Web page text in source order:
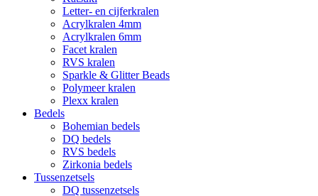
Letter- en cijferkralen
Acrylkralen 4mm
Acrylkralen 6mm
Facet kralen
RVS kralen
Sparkle & Glitter Beads
Polymeer kralen
Plexx kralen
Bedels
Bohemian bedels
DQ bedels
RVS bedels
Zirkonia bedels
Tussenzetsels
DQ tussenzetsels